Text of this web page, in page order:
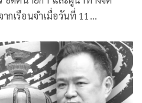
เรือนจำเมื่อวันที่ 11
น “จุดเปลี่ยน” สำคัญของสมการ
าอาจร้อนแรงและอันตรายกว่าทุก